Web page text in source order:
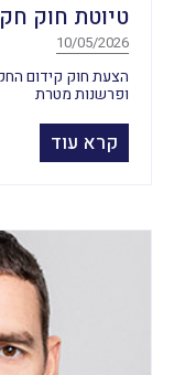
טיוטת חוק
10/05/2026
ופרשנות מטרת
קרא עוד